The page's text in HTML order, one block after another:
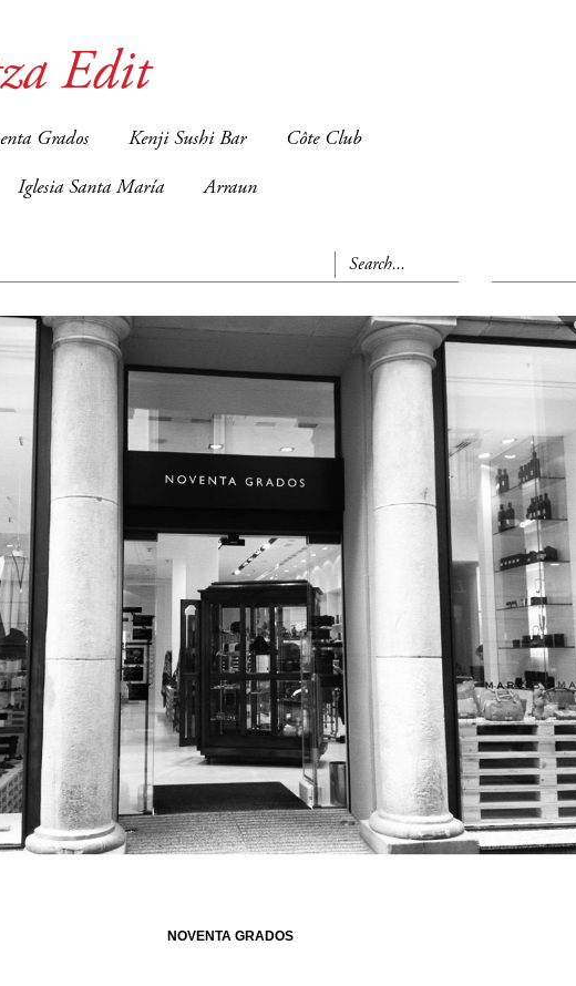
Edit
Grados Kenji Sushi Bar Côte Club
Iglesia Santa María Arraun
NOVENTA GRADOS